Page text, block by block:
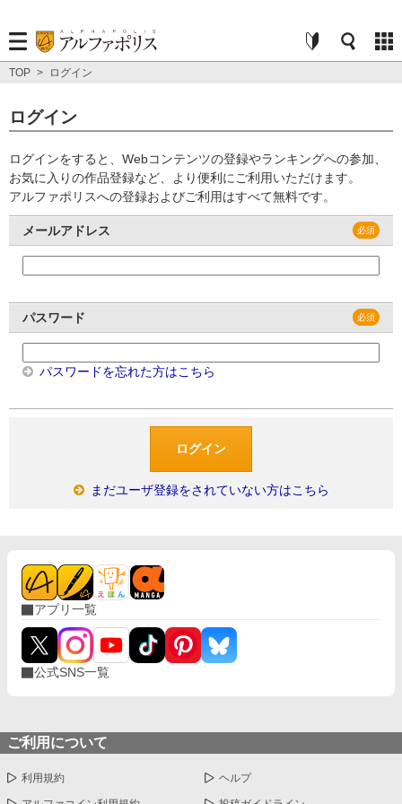
TOP > ログイン
ログイン
ログインをすると、Webコンテンツの登録やランキングへの参加、
お気に入りの作品登録など、より便利にご利用いただけます。
アルファポリスへの登録およびご利用はすべて無料です。
メールアドレス
パスワード
パスワードを忘れた方はこちら
まだユーザ登録をされていない方はこちら
アプリ一覧
公式SNS一覧
ご利用について
利用規約 ヘルプ